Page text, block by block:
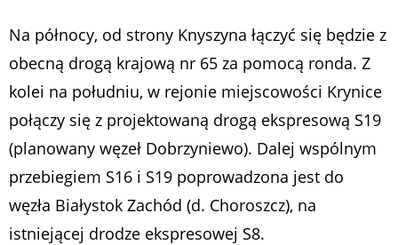
Na północy, od strony Knyszyna łączyć się będzie z
obecną drogą krajową nr 65 za pomocą ronda. Z
kolei na południu, w rejonie miejscowości Krynice
połączy się z projektowaną drogą ekspresową S19
(planowany węzeł Dobrzyniewo). Dalej wspólnym
przebiegiem S16 i S19 poprowadzona jest do
węzła Białystok Zachód (d. Choroszcz), na
istniejącej drodze ekspresowej S8.